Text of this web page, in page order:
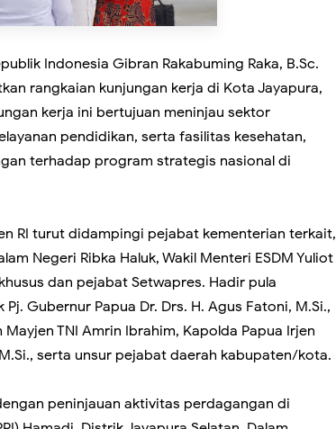
Indonesia Gibran Rakabuming Raka, B.Sc.
rangkaian kunjungan kerja di Kota Jayapura,
kerja ini bertujuan meninjau sektor
pendidikan, serta fasilitas kesehatan,
terhadap program strategis nasional di
RI turut didampingi pejabat kementerian terkait,
Negeri Ribka Haluk, Wakil Menteri ESDM Yuliot
dan pejabat Setwapres. Hadir pula
Gubernur Papua Dr. Drs. H. Agus Fatoni, M.Si.,
TNI Amrin Ibrahim, Kapolda Papua Irjen
M.Si., serta unsur pejabat daerah kabupaten/kota.
peninjauan aktivitas perdagangan di